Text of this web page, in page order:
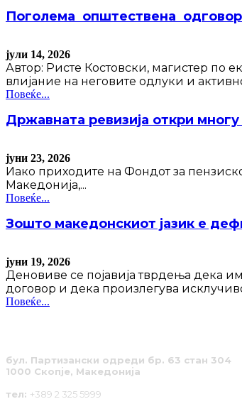
Поголема општествена
јули 14, 2026
Автор: Ристе Костовски, магистер по
влијание на неговите одлуки и
Повеќе...
Државната ревизија откри
јуни 23, 2026
Иако приходите на Фондот за
Македонија,...
Повеќе...
Зошто македонскиот јазик е
јуни 19, 2026
Деновиве се појавија тврдења дека
договор и дека произлегува
Повеќе...
бул. Партизански одреди бр. 63 стан 304
1000 Скопје, Македонија
тел: +389 2 325 5999